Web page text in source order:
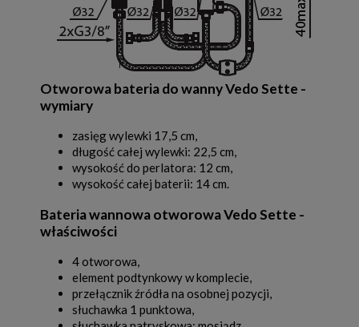
Otworowa bateria do wanny Vedo Sette -
wymiary
zasięg wylewki 17,5 cm,
długość całej wylewki: 22,5 cm,
wysokość do perlatora: 12 cm,
wysokość całej baterii: 14 cm.
Bateria wannowa otworowa Vedo Sette -
właściwości
4 otworowa,
element podtynkowy w komplecie,
przełącznik źródła na osobnej pozycji,
słuchawka 1 punktowa,